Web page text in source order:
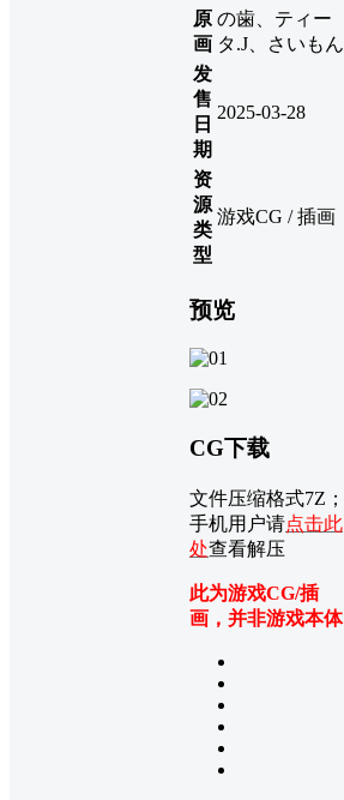
原
画
の歯、ティー
タ.J、さいもん
发
售
日
期
2025-03-28
资
源
类
型
游戏CG / 插画
预览
CG下载
文件压缩格式7Z；
手机用户请点击此
处查看解压
此为游戏CG/插
画，并非游戏本体